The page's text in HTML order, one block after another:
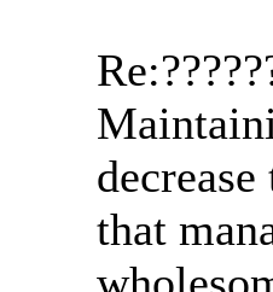
that